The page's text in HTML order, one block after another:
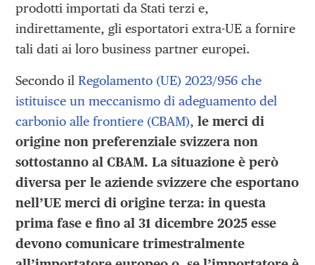
prodotti importati da Stati terzi e,
indirettamente, gli esportatori extra-UE a fornire
tali dati ai loro business partner europei.
Secondo ilRegolamento (UE) 2023/956 che
istituisce un meccanismo di adeguamento del
carbonio alle frontiere (CBAM),le merci di
origine non preferenziale svizzera non
sottostanno al CBAM. La situazione è però
diversa per le aziende svizzere che esportano
nell’UE merci di origine terza: in questa
prima fase e fino al 31 dicembre 2025 esse
devono comunicare trimestralmente